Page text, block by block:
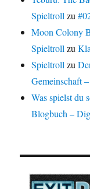
Spieltroll zu
Moon Colony
Spieltroll zu
Spieltroll zu
Gemeinschaft
Was spielst du
Blogbuch –